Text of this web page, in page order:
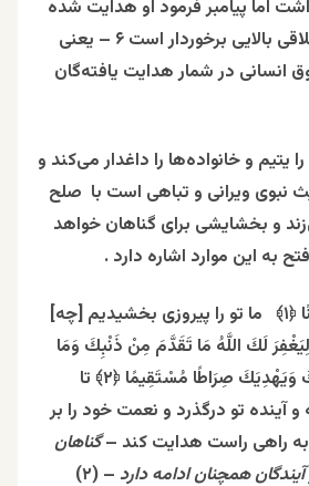
اما پیامبر فرمود او هدایت شده
است زیرا از فضایل اخلاقی بالایی برخوردار است ۶ – یعنی
انسانی در شمار هدایت یافته‌گان
یتیم و خانواده‌ها را داغدار می‌کند و
نبوی ویرانی و تباهی است با صلح
و بخشایشی برای گناهان خواهد
به این موارد اشاره دارد .
إِنَّا فَتَحْنَا لَكَ فَتْحًا مُبِينًا ﴿۱﴾ ما تو را پيروزى بخشيديم [چه]
درخشانى (۱) لِيَغْفِرَ لَكَ اللَّهُ مَا تَقَدَّمَ مِنْ ذَنْبِكَ وَمَا
تَأَخَّرَ وَيُتِمَّ نِعْمَتَهُ عَلَيْكَ وَيَهْدِيَكَ صِرَاطًا مُسْتَقِيمًا ﴿۲﴾ تا
آينده تو درگذرد و نعمت‏ خود را بر
به راهى راست هدايت كند –گناهان
همچنان ادامه دارد
– (۲)